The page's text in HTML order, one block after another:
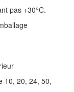
pas +30°C.
10, 20, 24, 50,